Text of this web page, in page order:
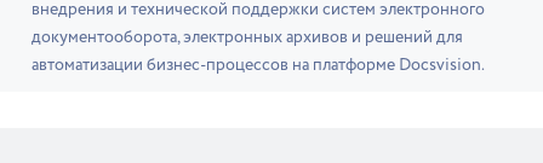
внедрения и технической поддержки систем электронного
документооборота, электронных архивов и решений для
автоматизации бизнес-процессов на платформе Docsvision.